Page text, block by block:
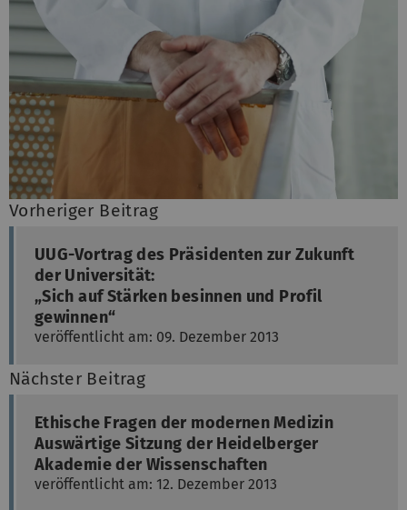
Vorheriger Beitrag
UUG-Vortrag des Präsidenten zur Zukunft
der Universität:
„Sich auf Stärken besinnen und Profil
gewinnen“
veröffentlicht am: 09. Dezember 2013
Nächster Beitrag
Ethische Fragen der modernen Medizin
Auswärtige Sitzung der Heidelberger
Akademie der Wissenschaften
veröffentlicht am: 12. Dezember 2013